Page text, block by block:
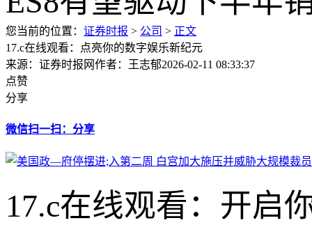
您当前的位置： 证券时报 > 公司 > 正文
17.c在线观看：点亮你的数字娱乐新纪元
来源：证券时报网作者：王志郁2026-02-11 08:33:37
点赞
分享
微信扫一扫：分享
17.c在线观看：开启